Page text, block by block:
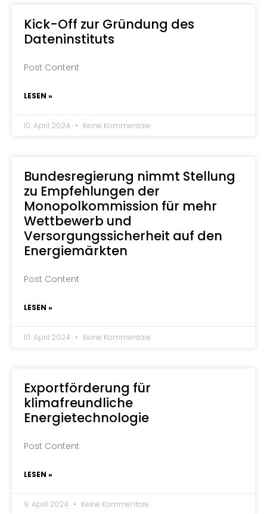
Kick-Off zur Gründung des
Dateninstituts
Post Content
LESEN »
10. April 2024 Keine Kommentare
Bundesregierung nimmt Stellung
zu Empfehlungen der
Monopolkommission für mehr
Wettbewerb und
Versorgungssicherheit auf den
Energiemärkten
Post Content
LESEN »
10. April 2024 Keine Kommentare
Exportförderung für
klimafreundliche
Energietechnologie
Post Content
LESEN »
9. April 2024 Keine Kommentare